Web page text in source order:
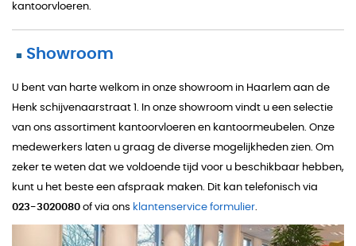
kantoorvloeren.
■ Showroom
U bent van harte welkom in onze showroom in Haarlem aan de
Henk schijvenaarstraat 1. In onze showroom vindt u een selectie
van ons assortiment kantoorvloeren en kantoormeubelen. Onze
medewerkers laten u graag de diverse mogelijkheden zien. Om
zeker te weten dat we voldoende tijd voor u beschikbaar hebben,
kunt u het beste een afspraak maken. Dit kan telefonisch via
023-3020080 of via ons klantenservice formulier.